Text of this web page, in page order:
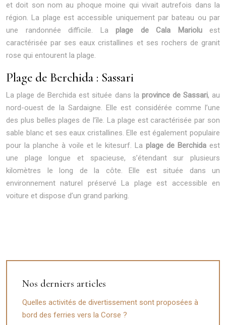
et doit son nom au phoque moine qui vivait autrefois dans la
région. La plage est accessible uniquement par bateau ou par
une randonnée difficile. La plage de Cala Marioluest
caractérisée par ses eaux cristallines et ses rochers de granit
rose qui entourent la plage.
Plage de Berchida : Sassari
La plage de Berchida est située dans la province de Sassari, au
nord-ouest de la Sardaigne. Elle est considérée comme l’une
des plus belles plages de l’île. La plage est caractérisée par son
sable blanc et ses eaux cristallines. Elle est également populaire
pour la planche à voile et le kitesurf. La plage de Berchida est
une plage longue et spacieuse, s’étendant sur plusieurs
kilomètres le long de la côte. Elle est située dans un
environnement naturel préservé La plage est accessible en
voiture et dispose d’un grand parking.
Nos derniers articles
Quelles activités de divertissement sont proposées à
bord des ferries vers la Corse ?